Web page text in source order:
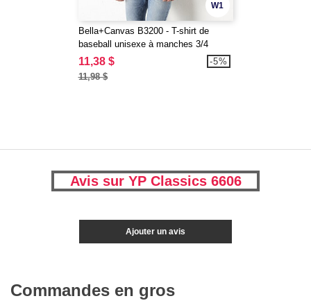
W1
Bella+Canvas B3200 - T-shirt de
baseball unisexe à manches 3/4
11,38 $
11,98 $
-5%
Avis sur YP Classics 6606
Ajouter un avis
Commandes en gros